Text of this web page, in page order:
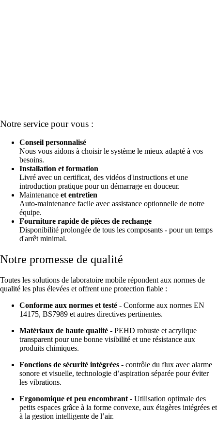
Notre service pour vous :
Conseil personnalisé
Nous vous aidons à choisir le système le mieux adapté à vos
besoins.
Installation et formation
Livré avec un certificat, des vidéos d'instructions et une
introduction pratique pour un démarrage en douceur.
Maintenance et entretien
Auto-maintenance facile avec assistance optionnelle de notre
équipe.
Fourniture rapide de pièces de rechange
Disponibilité prolongée de tous les composants - pour un temps
d'arrêt minimal.
Notre promesse de qualité
Toutes les solutions de laboratoire mobile répondent aux normes de
qualité les plus élevées et offrent une protection fiable :
Conforme aux normes et testé - Conforme aux normes EN
14175, BS7989 et autres directives pertinentes.
Matériaux de haute qualité - PEHD robuste et acrylique
transparent pour une bonne visibilité et une résistance aux
produits chimiques.
Fonctions de sécurité intégrées - contrôle du flux avec alarme
sonore et visuelle, technologie d’aspiration séparée pour éviter
les vibrations.
Ergonomique et peu encombrant - Utilisation optimale des
petits espaces grâce à la forme convexe, aux étagères intégrées et
à la gestion intelligente de l’air.